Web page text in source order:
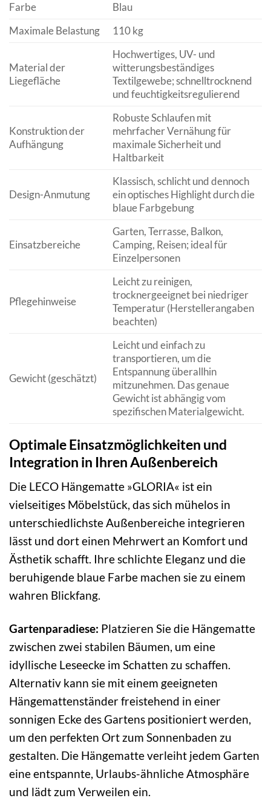
Farbe
Blau
Maximale Belastung
110 kg
Material der
Liegefläche
Hochwertiges, UV- und
witterungsbeständiges
Textilgewebe; schnelltrocknend
und feuchtigkeitsregulierend
Konstruktion der
Aufhängung
Robuste Schlaufen mit
mehrfacher Vernähung für
maximale Sicherheit und
Haltbarkeit
Design-Anmutung
Klassisch, schlicht und dennoch
ein optisches Highlight durch die
blaue Farbgebung
Einsatzbereiche
Garten, Terrasse, Balkon,
Camping, Reisen; ideal für
Einzelpersonen
Pflegehinweise
Leicht zu reinigen,
trocknergeeignet bei niedriger
Temperatur (Herstellerangaben
beachten)
Gewicht (geschätzt)
Leicht und einfach zu
transportieren, um die
Entspannung überallhin
mitzunehmen. Das genaue
Gewicht ist abhängig vom
spezifischen Materialgewicht.
Optimale Einsatzmöglichkeiten und
Integration in Ihren Außenbereich
Die LECO Hängematte »GLORIA« ist ein
vielseitiges Möbelstück, das sich mühelos in
unterschiedlichste Außenbereiche integrieren
lässt und dort einen Mehrwert an Komfort und
Ästhetik schafft. Ihre schlichte Eleganz und die
beruhigende blaue Farbe machen sie zu einem
wahren Blickfang.
Gartenparadiese: Platzieren Sie die Hängematte
zwischen zwei stabilen Bäumen, um eine
idyllische Leseecke im Schatten zu schaffen.
Alternativ kann sie mit einem geeigneten
Hängemattenständer freistehend in einer
sonnigen Ecke des Gartens positioniert werden,
um den perfekten Ort zum Sonnenbaden zu
gestalten. Die Hängematte verleiht jedem Garten
eine entspannte, Urlaubs-ähnliche Atmosphäre
und lädt zum Verweilen ein.